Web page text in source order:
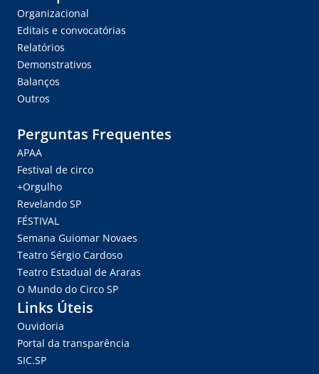
Organizacional
Editais e convocatórias
Relatórios
Demonstrativos
Balanços
Outros
Perguntas Frequentes
APAA
Festival de circo
+Orgulho
Revelando SP
FÉSTIVAL
Semana Guiomar Novaes
Teatro Sérgio Cardoso
Teatro Estadual de Araras
O Mundo do Circo SP
Links Úteis
Ouvidoria
Portal da transparência
SIC.SP